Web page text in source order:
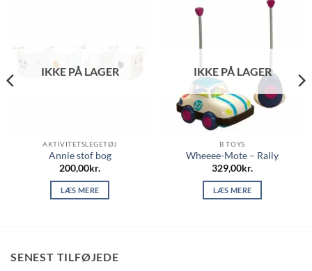
IKKE PÅ LAGER
AKTIVITETSLEGETØJ
Annie stof bog
200,00kr.
LÆS MERE
IKKE PÅ LAGER
B TOYS
Wheeee-Mote – Rally
329,00kr.
LÆS MERE
SENEST TILFØJEDE